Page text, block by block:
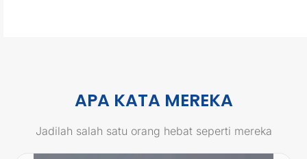
APA KATA MEREKA
Jadilah salah satu orang hebat seperti mereka